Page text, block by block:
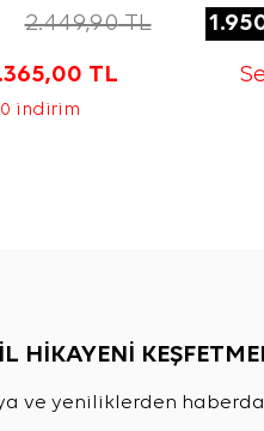
2.449,90TL
TL
indirim
HİKAYENİ
ve yeniliklerden